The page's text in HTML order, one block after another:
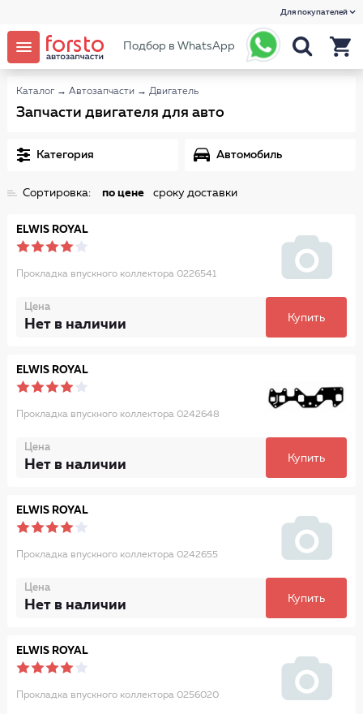
Для покупателей
Подбор в WhatsApp
Каталог → Автозапчасти → Двигатель
Запчасти двигателя для авто
Категория Автомобиль
Сортировка: по цене сроку доставки
ELWIS ROYAL
Прокладка впускного коллектора 0226541
Цена
Нет в наличии Купить
ELWIS ROYAL
Прокладка впускного коллектора 0242648
Цена
Нет в наличии Купить
ELWIS ROYAL
Прокладка впускного коллектора 0242655
Цена
Нет в наличии Купить
ELWIS ROYAL
Прокладка впускного коллектора 0256020